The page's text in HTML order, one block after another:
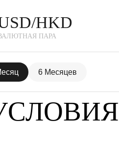
HKD
ПАРА
6 Месяцев